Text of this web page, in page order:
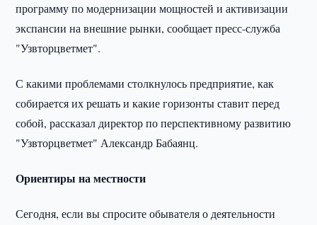
программу по модернизации мощностей и активизации
экспансии на внешние рынки, сообщает пресс-служба
"Узвторцветмет".
С какими проблемами столкнулось предприятие, как
собирается их решать и какие горизонты ставит перед
собой, рассказал директор по перспективному развитию
"Узвторцветмет" Александр Бабаянц.
Ориентиры на местности
Сегодня, если вы спросите обывателя о деятельности